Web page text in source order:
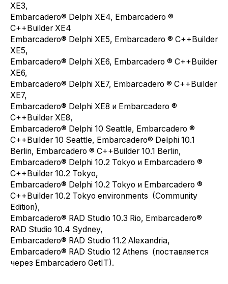
XE3,
Embarcadero® Delphi XE4, Embarcadero ®
C++Builder XE4
Embarcadero® Delphi XE5, Embarcadero ® C++Builder
XE5,
Embarcadero® Delphi XE6, Embarcadero ® C++Builder
XE6,
Embarcadero® Delphi XE7, Embarcadero ® C++Builder
XE7,
Embarcadero® Delphi XE8 и Embarcadero ®
C++Builder XE8,
Embarcadero® Delphi 10 Seattle, Embarcadero ®
C++Builder 10 Seattle, Embarcadero® Delphi 10.1
Berlin, Embarcadero ® C++Builder 10.1 Berlin,
Embarcadero® Delphi 10.2 Tokyo и Embarcadero ®
C++Builder 10.2 Tokyo,
Embarcadero® Delphi 10.2 Tokyo и Embarcadero ®
C++Builder 10.2 Tokyo environments (Community
Edition),
Embarcadero® RAD Studio 10.3 Rio, Embarcadero®
RAD Studio 10.4 Sydney,
Embarcadero® RAD Studio 11.2 Alexandria,
Embarcadero® RAD Studio 12 Athens (поставляется
через Embarcadero GetIT).